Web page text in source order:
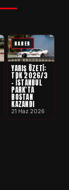
HABER
YARIŞ ÖZETI:
TDK 2026/3
- İSTANBUL
PARK'TA
BOSTAN
KAZANDI
21 Haz 2026